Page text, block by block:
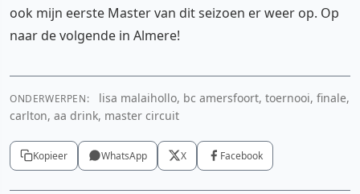
ook mijn eerste Master van dit seizoen er weer op. Op
naar de volgende in Almere!
ONDERWERPEN:
lisa malaihollo, bc amersfoort, toernooi, finale,
carlton, aa drink, master circuit
Kopieer WhatsApp X Facebook